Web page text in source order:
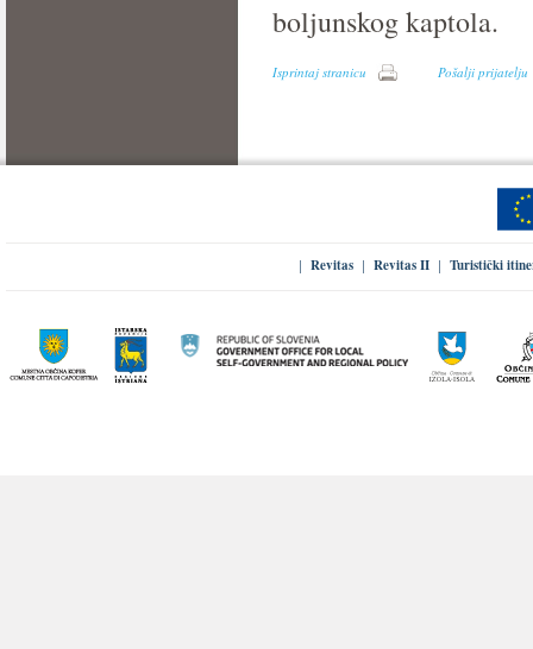
boljunskog kaptola.
Isprintaj stranicu Pošalji prijatelju
Revitas Revitas II Turistički